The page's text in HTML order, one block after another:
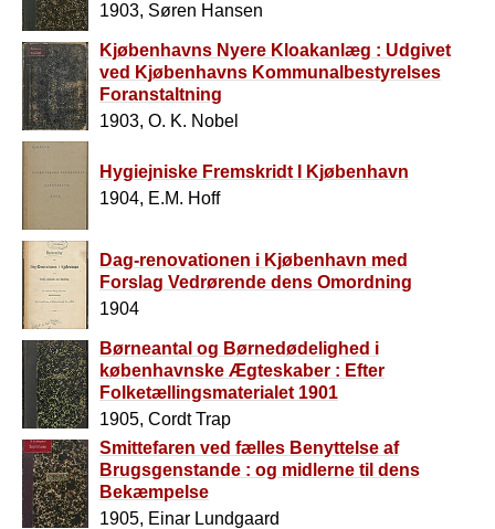
1903, Søren Hansen
Kjøbenhavns Nyere Kloakanlæg : Udgivet
ved Kjøbenhavns Kommunalbestyrelses
Foranstaltning
1903, O. K. Nobel
Hygiejniske Fremskridt I Kjøbenhavn
1904, E.M. Hoff
Dag-renovationen i Kjøbenhavn med
Forslag Vedrørende dens Omordning
1904
Børneantal og Børnedødelighed i
københavnske Ægteskaber : Efter
Folketællingsmaterialet 1901
1905, Cordt Trap
Smittefaren ved fælles Benyttelse af
Brugsgenstande : og midlerne til dens
Bekæmpelse
1905, Einar Lundgaard